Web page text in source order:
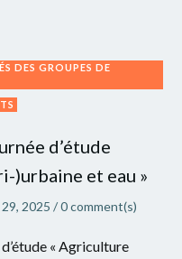
DES GROUPES DE
d’étude
)urbaine et eau »
2025 /0comment(s)
« Agriculture